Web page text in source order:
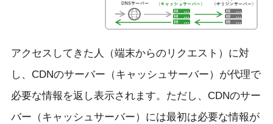
アクセスしてきた人（端末からのリクエスト）に対
し、CDNのサーバー（キャッシュサーバー）が代理で
必要な情報を返し表示されます。ただし、CDNのサー
バー（キャッシュサーバー）には最初は必要な情報が